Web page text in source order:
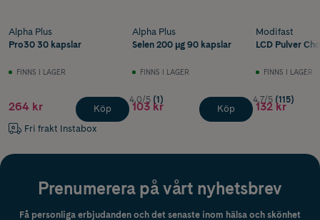
Alpha Plus
Pro30 30 kapslar
FINNS I LAGER
264 kr
Fri frakt Instabox
Köp
Alpha Plus
Selen 200 µg 90 kapslar
FINNS I LAGER
4.0/5 (1)
103 kr Köp
Modifast
LCD Pulver
FINNS I LAGER
4.7/5 (115)
132 kr
Prenumerera på vårt nyhetsbrev
Få personliga erbjudanden och det senaste inom hälsa och skönhet